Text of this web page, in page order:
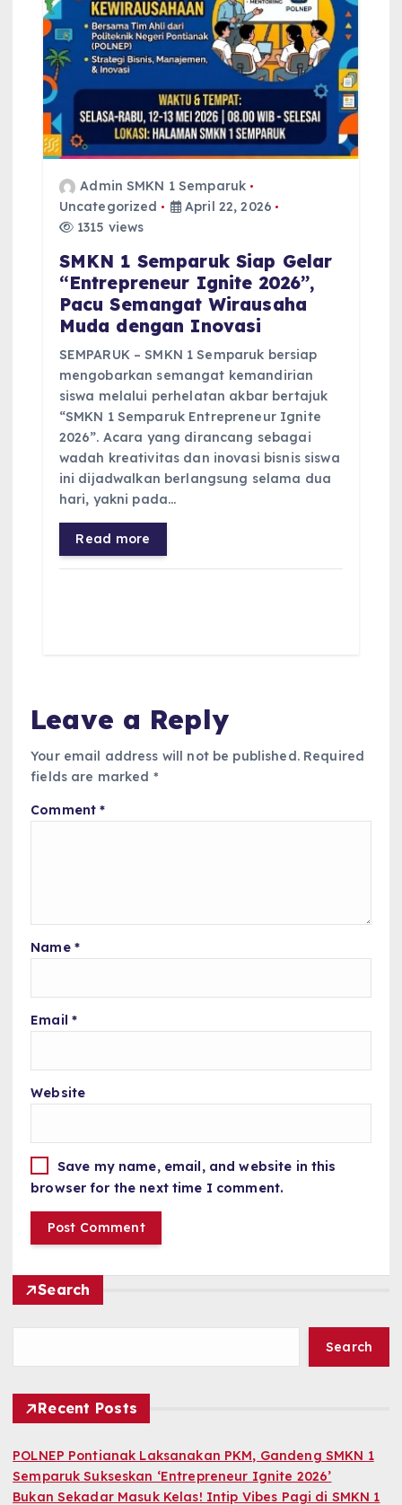
Admin SMKN 1 Semparuk
Uncategorized
April 22, 2026
1315 views
SMKN 1 Semparuk Siap Gelar
“Entrepreneur Ignite 2026”,
Pacu Semangat Wirausaha
Muda dengan Inovasi
SEMPARUK – SMKN 1 Semparuk bersiap
mengobarkan semangat kemandirian
siswa melalui perhelatan akbar bertajuk
“SMKN 1 Semparuk Entrepreneur Ignite
2026”. Acara yang dirancang sebagai
wadah kreativitas dan inovasi bisnis siswa
ini dijadwalkan berlangsung selama dua
hari, yakni pada…
Read more
Leave a Reply
Your email address will not be published. Required
fields are marked *
Comment*
Name *
Email *
Website
Save my name, email, and website in this
browser for the next time I comment.
Search
Search
Recent Posts
POLNEP Pontianak Laksanakan PKM, Gandeng SMKN 1
Semparuk Sukseskan ‘Entrepreneur Ignite 2026’
Bukan Sekadar Masuk Kelas! Intip Vibes Pagi di SMKN 1